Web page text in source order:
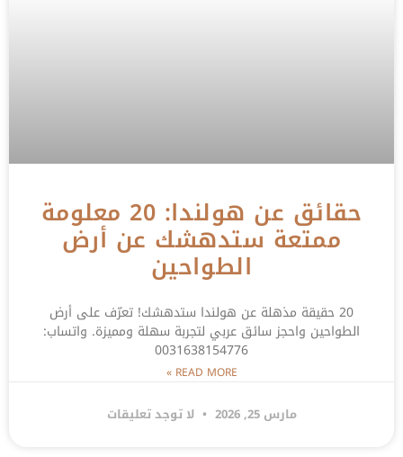
حقائق عن هولندا: 20 معلومة
ممتعة ستدهشك عن أرض
الطواحين
20 حقيقة مذهلة عن هولندا ستدهشك! تعرّف على أرض
الطواحين واحجز سائق عربي لتجربة سهلة ومميزة. واتساب:
0031638154776
READ MORE »
مارس 25, 2026 لا توجد تعليقات